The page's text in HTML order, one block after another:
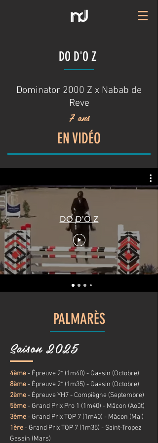
DO D'O Z
Dominator 2000 Z x Nabab de
Reve
7 ans
EN VIDÉO
DO D'O Z
PALMARÈS
Saison 2025
4ème- Épreuve 2* (1m40) - Gassin (Octobre)
8ème- Épreuve 2* (1m35) - Gassin (Octobre)
2ème- Épreuve YH7 - Compiègne (Septembre)
5ème- Grand Prix Pro 1 (1m40) - Mâcon (Août)
3ème- Grand Prix TOP 7 (1m40) - Mâcon (Mai)
1ère- Grand Prix TOP 7 (1m35) - Saint-Tropez
Gassin (Mars)